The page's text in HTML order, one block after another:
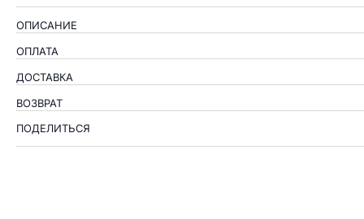
ОПИСАНИЕ
ОПЛАТА
ДОСТАВКА
ВОЗВРАТ
ПОДЕЛИТЬСЯ